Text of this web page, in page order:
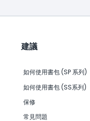
建議
如何使用書包 (SP 系列)
如何使用書包 (SS系列)
保修
常見問題